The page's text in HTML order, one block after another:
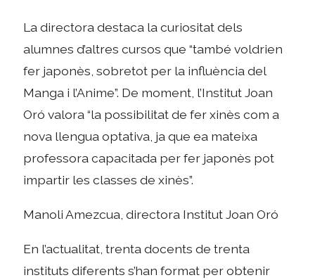
La directora destaca la curiositat dels
alumnes d’altres cursos que “també voldrien
fer japonès, sobretot per la influència del
Manga i l’Anime”. De moment, l’Institut Joan
Oró valora “la possibilitat de fer xinès com a
nova llengua optativa, ja que ea mateixa
professora capacitada per fer japonès pot
impartir les classes de xinès”.
Manoli Amezcua, directora Institut Joan Oró
En l’actualitat, trenta docents de trenta
instituts diferents s’han format per obtenir